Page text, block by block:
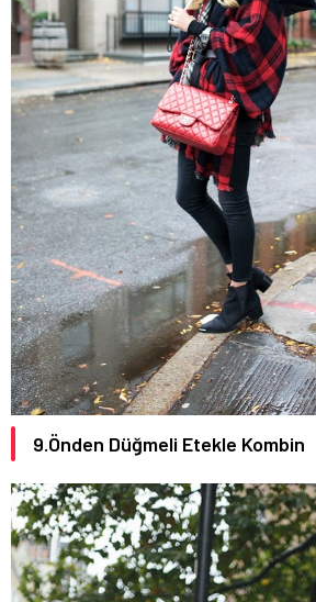
9.Önden Düğmeli Etekle Kombin